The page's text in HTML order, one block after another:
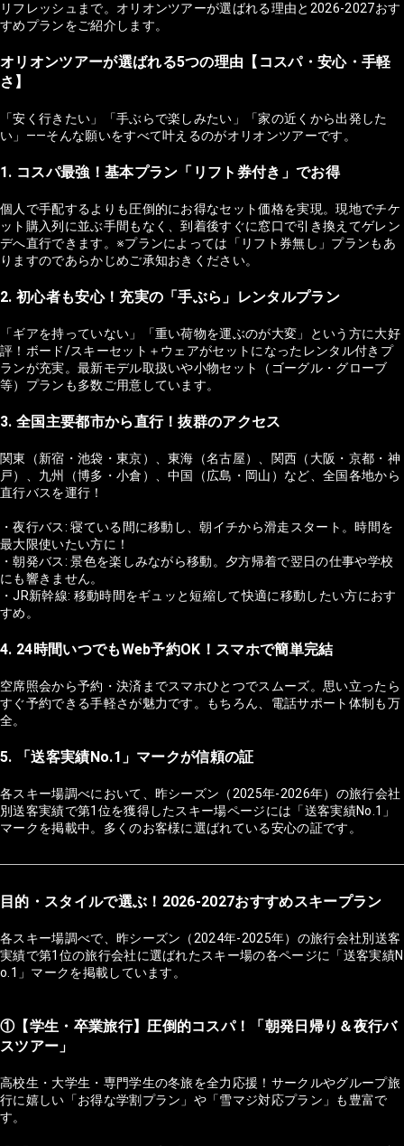
リフレッシュまで。オリオンツアーが選ばれる理由と2026-2027おす
すめプランをご紹介します。
オリオンツアーが選ばれる5つの理由【コスパ・安心・手軽
さ】
「安く行きたい」「手ぶらで楽しみたい」「家の近くから出発した
い」——そんな願いをすべて叶えるのがオリオンツアーです。
1. コスパ最強！基本プラン「リフト券付き」でお得
個人で手配するよりも圧倒的にお得なセット価格を実現。現地でチケ
ット購入列に並ぶ手間もなく、到着後すぐに窓口で引き換えてゲレン
デへ直行できます。※プランによっては「リフト券無し」プランもあ
りますのであらかじめご承知おきください。
2. 初心者も安心！充実の「手ぶら」レンタルプラン
「ギアを持っていない」「重い荷物を運ぶのが大変」という方に大好
評！ボード/スキーセット＋ウェアがセットになったレンタル付きプ
ランが充実。最新モデル取扱いや小物セット（ゴーグル・グローブ
等）プランも多数ご用意しています。
3. 全国主要都市から直行！抜群のアクセス
関東（新宿・池袋・東京）、東海（名古屋）、関西（大阪・京都・神
戸）、九州（博多・小倉）、中国（広島・岡山）など、全国各地から
直行バスを運行！
・夜行バス: 寝ている間に移動し、朝イチから滑走スタート。時間を
最大限使いたい方に！
・朝発バス: 景色を楽しみながら移動。夕方帰着で翌日の仕事や学校
にも響きません。
・JR新幹線: 移動時間をギュッと短縮して快適に移動したい方におす
すめ。
4. 24時間いつでもWeb予約OK！スマホで簡単完結
空席照会から予約・決済までスマホひとつでスムーズ。思い立ったら
すぐ予約できる手軽さが魅力です。もちろん、電話サポート体制も万
全。
5. 「送客実績No.1」マークが信頼の証
各スキー場調べにおいて、昨シーズン（2025年-2026年）の旅行会社
別送客実績で第1位を獲得したスキー場ページには「送客実績No.1」
マークを掲載中。多くのお客様に選ばれている安心の証です。
目的・スタイルで選ぶ！2026-2027おすすめスキープラン
各スキー場調べで、昨シーズン（2024年-2025年）の旅行会社別送客
実績で第1位の旅行会社に選ばれたスキー場の各ページに「送客実績N
o.1」マークを掲載しています。
①【学生・卒業旅行】圧倒的コスパ！「朝発日帰り＆夜行バ
スツアー」
高校生・大学生・専門学生の冬旅を全力応援！サークルやグループ旅
行に嬉しい「お得な学割プラン」や「雪マジ対応プラン」も豊富で
す。